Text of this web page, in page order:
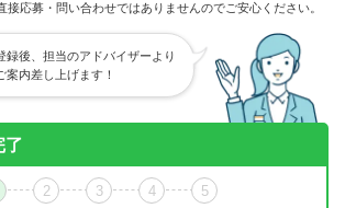
接応募・問い合わせではありませんのでご安心ください。
録後、担当のアドバイザーより
案内差し上げます！
了
2 3 4 5